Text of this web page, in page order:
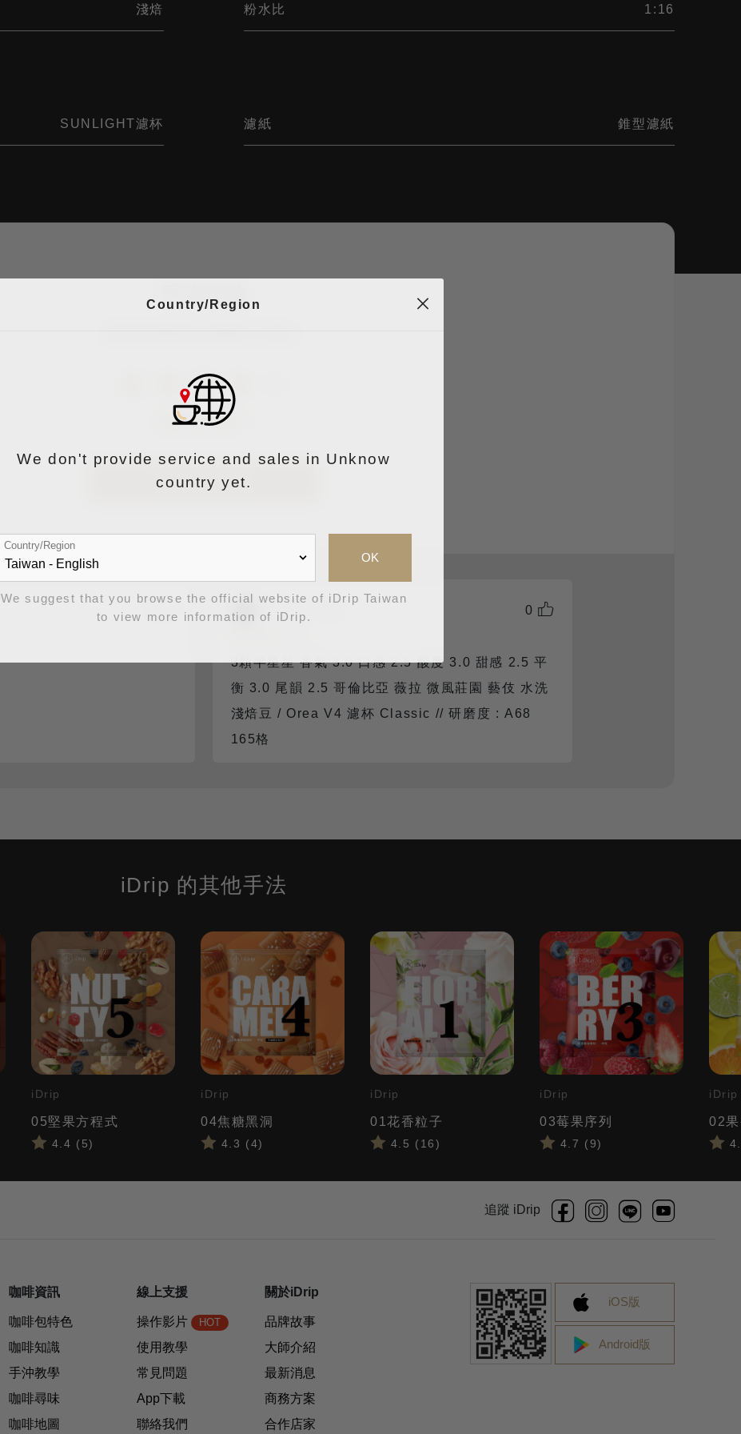
淺焙 粉水比 1:16
SUNLIGHT濾杯 濾紙 錐型濾紙
手法評論
消費者評價 2
登入留下評論
0
Peter Wang
3顆半星星 香氣 3.0 口感 2.5 酸度 3.0 甜感 2.5 平
衡 3.0 尾韻 2.5 哥倫比亞 薇拉 微風莊園 藝伎 水洗
淺焙豆 / Orea V4 濾杯 Classic // 研磨度 : A68
165格
iDrip 的其他手法
iDrip
05堅果方程式
4.4 (5)
iDrip
04焦糖黑洞
4.3 (4)
iDrip
01花香粒子
4.5 (16)
iDrip
03莓果序列
4.7 (9)
iDrip
02
追蹤 iDrip
咖啡資訊
咖啡包特色
咖啡知識
手沖教學
咖啡尋味
咖啡地圖
線上支援
操作影片 HOT
使用教學
常見問題
App下載
聯絡我們
關於iDrip
品牌故事
大師介紹
最新消息
商務方案
合作店家
iOS版
Android版
Country/Region
We don't provide service and sales in Unknow
country yet.
Country/Region
OK
We suggest that you browse the official website of iDrip Taiwan
to view more information of iDrip.